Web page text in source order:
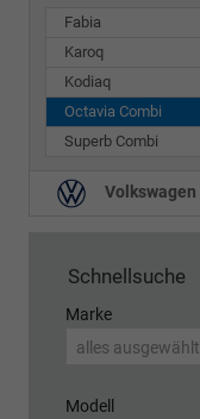
Fabia
Karoq
Kodiaq
Octavia Combi
Superb Combi
Volkswagen
Schnellsuche
Marke
alles ausgewählt
Modell